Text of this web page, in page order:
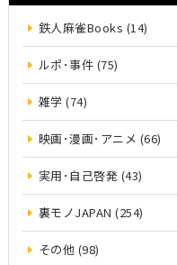
鉄人麻雀Books (14)
ルポ･事件 (75)
雑学 (74)
映画･漫画･アニメ (66)
実用･自己啓発 (43)
裏モノJAPAN (254)
その他 (98)